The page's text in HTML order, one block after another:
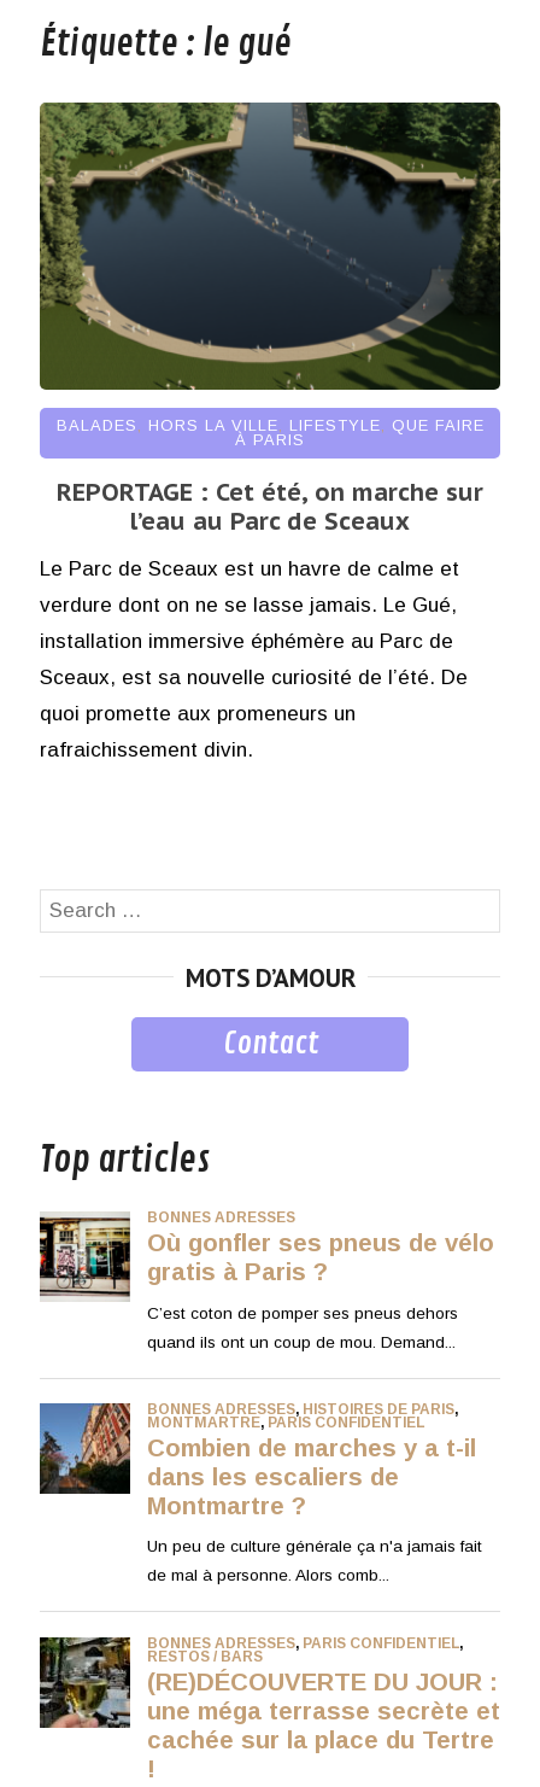
Étiquette : le gué
BALADES HORS LA VILLE LIFESTYLE
QUE FAIRE
À PARIS
REPORTAGE : Cet été, on marche sur
l’eau au Parc de Sceaux
Le Parc de Sceaux est un havre de calme et
verdure dont on ne se lasse jamais. Le Gué,
installation immersive éphémère au Parc de
Sceaux, est sa nouvelle curiosité de l’été. De
quoi promette aux promeneurs un
rafraichissement divin.
Search
MOTS D’AMOUR
Contact
Top articles